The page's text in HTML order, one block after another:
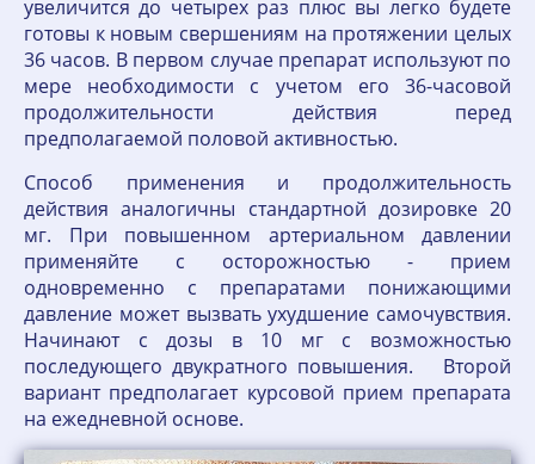
увеличится до четырех раз плюс вы легко будете
готовы к новым свершениям на протяжении целых
36 часов. В первом случае препарат используют по
мере необходимости с учетом его 36-часовой
продолжительности действия перед
предполагаемой половой активностью.
Способ применения и продолжительность
действия аналогичны стандартной дозировке 20
мг. При повышенном артериальном давлении
применяйте с осторожностью - прием
одновременно с препаратами понижающими
давление может вызвать ухудшение самочувствия.
Начинают с дозы в 10 мг с возможностью
последующего двукратного повышения. Второй
вариант предполагает курсовой прием препарата
на ежедневной основе.